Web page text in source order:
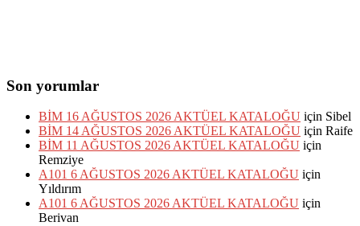
Son yorumlar
BİM 16 AĞUSTOS 2026 AKTÜEL KATALOĞU için Sibel
BİM 14 AĞUSTOS 2026 AKTÜEL KATALOĞU için Raife
BİM 11 AĞUSTOS 2026 AKTÜEL KATALOĞU için
Remziye
A101 6 AĞUSTOS 2026 AKTÜEL KATALOĞU için
Yıldırım
A101 6 AĞUSTOS 2026 AKTÜEL KATALOĞU için
Berivan